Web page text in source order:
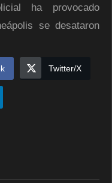
ha provocado
se desataron
Twitter/X